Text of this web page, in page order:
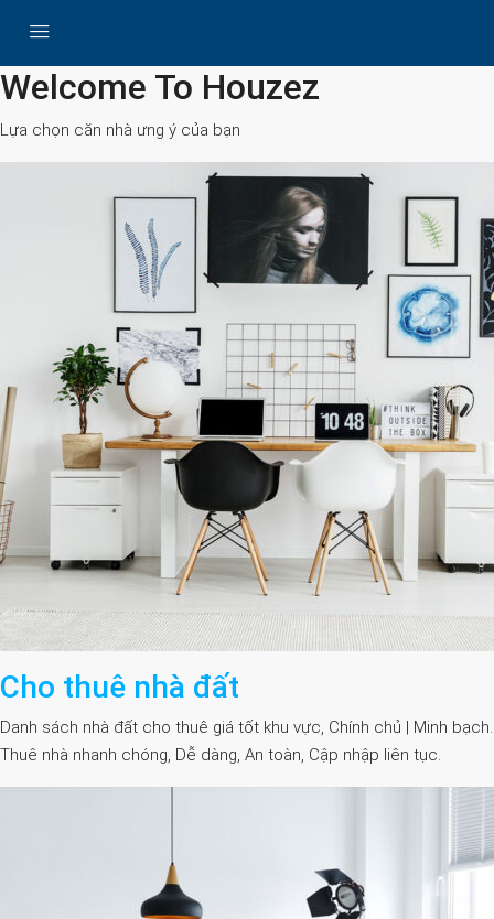
Search
Welcome To Houzez
Lựa chọn căn nhà ưng ý của bạn
Cho thuê nhà đất
Danh sách nhà đất cho thuê giá tốt khu vực, Chính chủ | Minh bạch.
Thuê nhà nhanh chóng, Dễ dàng, An toàn, Cập nhập liên tục.